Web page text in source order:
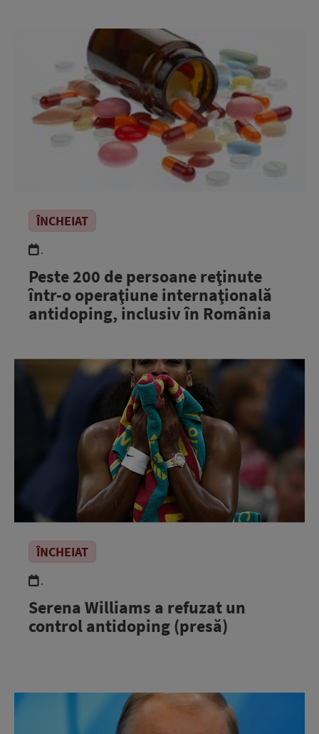
ÎNCHEIAT
.
Peste 200 de persoane reţinute
într-o operaţiune internaţională
antidoping, inclusiv în România
ÎNCHEIAT
.
Serena Williams a refuzat un
control antidoping (presă)